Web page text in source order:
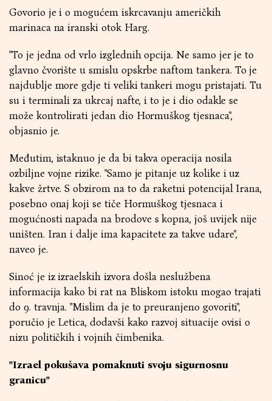
Govorio je i o mogućem iskrcavanju američkih
marinaca na iranski otok Harg.
"To je jedna od vrlo izglednih opcija. Ne samo jer je to
glavno čvorište u smislu opskrbe naftom tankera. To je
najdublje more gdje ti veliki tankeri mogu pristajati. Tu
su i terminali za ukrcaj nafte, i to je i dio odakle se
može kontrolirati jedan dio Hormuškog tjesnaca",
objasnio je.
Međutim, istaknuo je da bi takva operacija nosila
ozbiljne vojne rizike. "Samo je pitanje uz kolike i uz
kakve žrtve. S obzirom na to da raketni potencijal Irana,
posebno onaj koji se tiče Hormuškog tjesnaca i
mogućnosti napada na brodove s kopna, još uvijek nije
uništen. Iran i dalje ima kapacitete za takve udare",
naveo je.
Sinoć je iz izraelskih izvora došla neslužbena
informacija kako bi rat na Bliskom istoku mogao trajati
do 9. travnja. "Mislim da je to preuranjeno govoriti",
poručio je Letica, dodavši kako razvoj situacije ovisi o
nizu političkih i vojnih čimbenika.
"Izrael pokušava pomaknuti svoju sigurnosnu
granicu"